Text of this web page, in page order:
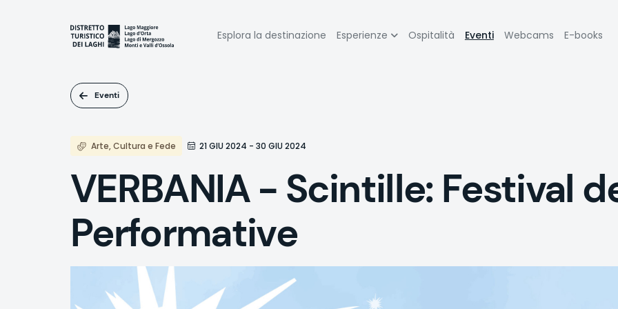
Navigazione
Esplora la destinazione Esperienze Ospitalità Eventi Webcams E-books
Eventi
Arte, Cultura e Fede 21 GIU 2024 - 30 GIU 2024
VERBANIA - Scintille: Festival
Performative